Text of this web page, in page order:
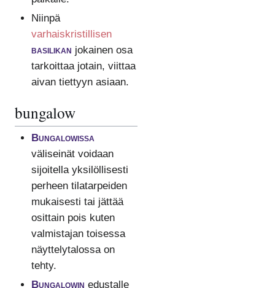
Niinpä
varhaiskristillisen
basilikan jokainen osa
tarkoittaa jotain, viittaa
aivan tiettyyn asiaan.
bungalow
Bungalowissa
väliseinät voidaan
sijoitella yksilöllisesti
perheen tilatarpeiden
mukaisesti tai jättää
osittain pois kuten
valmistajan toisessa
näyttelytalossa on
tehty.
Bungalowin edustalle